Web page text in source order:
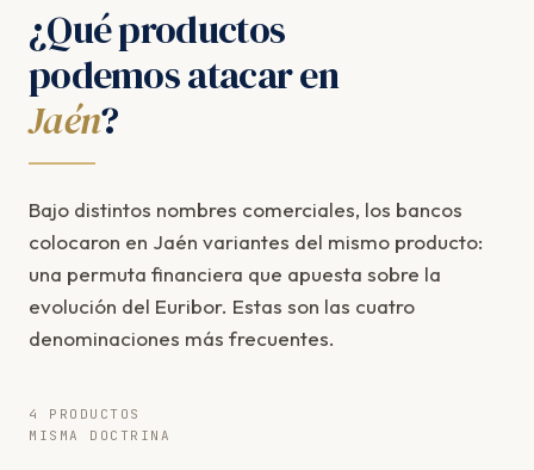
¿Qué productos
podemos atacar en
Jaén?
Bajo distintos nombres comerciales, los bancos
colocaron en Jaén variantes del mismo producto:
una permuta financiera que apuesta sobre la
evolución del Euribor. Estas son las cuatro
denominaciones más frecuentes.
4 PRODUCTOS
MISMA DOCTRINA